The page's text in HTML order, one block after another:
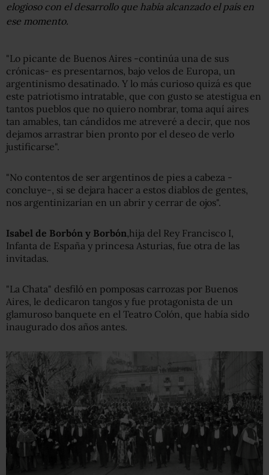
elogioso con el desarrollo que había alcanzado el país en
ese momento.
"Lo picante de Buenos Aires -continúa una de sus
crónicas- es presentarnos, bajo velos de Europa, un
argentinismo desatinado. Y lo más curioso quizá es que
este patriotismo intratable, que con gusto se atestigua en
tantos pueblos que no quiero nombrar, toma aquí aires
tan amables, tan cándidos me atreveré a decir, que nos
dejamos arrastrar bien pronto por el deseo de verlo
justificarse".
"No contentos de ser argentinos de pies a cabeza -
concluye-, si se dejara hacer a estos diablos de gentes,
nos argentinizarían en un abrir y cerrar de ojos".
Isabel de Borbón y Borbón,hija del Rey Francisco I,
Infanta de España y princesa Asturias, fue otra de las
invitadas.
"La Chata" desfiló en pomposas carrozas por Buenos
Aires, le dedicaron tangos y fue protagonista de un
glamuroso banquete en el Teatro Colón, que había sido
inaugurado dos años antes.